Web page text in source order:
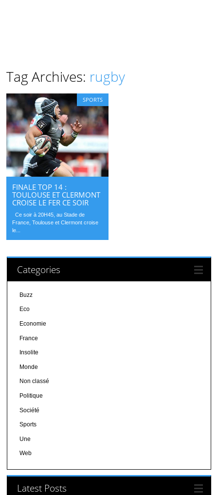
Tag Archives: rugby
SPORTS
FINALE TOP 14 :
TOULOUSE ET CLERMONT
CROISE LE FER CE SOIR
Ce soir à 20H45, au Stade de
France, Toulouse et Clermont croise
le...
Categories
Buzz
Eco
Economie
France
Insolite
Monde
Non classé
Politique
Société
Sports
Une
Web
Latest Posts